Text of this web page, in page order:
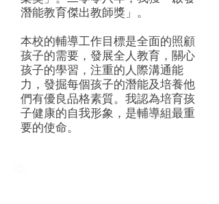
潛能教育傑出教師獎」。
本校的輔導工作目標是全面的照顧
孩子的需要，發展全人教育，關心
孩子的學習，注重的人際溝通能
力，發掘每個孩子的潛能及培養他
們有優良品格素質。我認為培育孩
子健康的自我形象，是輔導組最重
要的使命。